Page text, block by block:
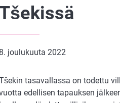
8. joulukuuta 2022
tasavallassa on todettu
edellisen tapauksen